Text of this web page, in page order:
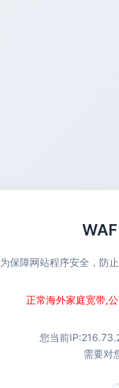
为保障网站程序安全，防
正常海外家庭宽带,
您当前IP:
需要对